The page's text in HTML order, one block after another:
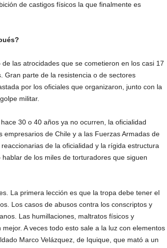
de castigos físicos la que finalmente es
las atrocidades que se cometieron en los casi 17
Gran parte de la resistencia o de sectores
por los oficiales que organizaron, junto con la
militar.
30 o 40 años ya no ocurren, la oficialidad
de Chile y a las Fuerzas Armadas de
de la oficialidad y la rígida estructura
de los miles de torturadores que siguen
La primera lección es que la tropa debe tener el
Los casos de abusos contra los conscriptos y
Las humillaciones, maltratos físicos y
A veces todo esto sale a la luz con elementos
Marco Velázquez, de Iquique, que mató a un